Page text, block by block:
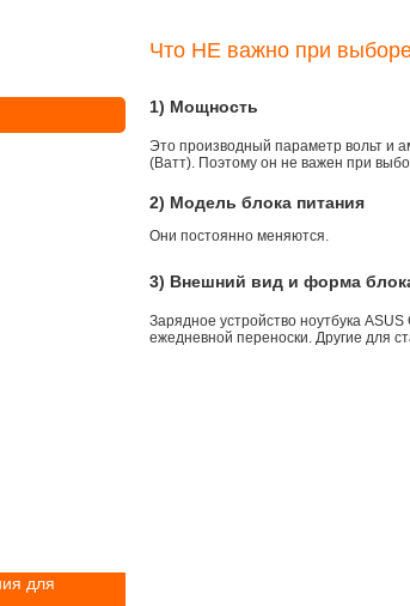
Что НЕ важно при
1) Мощность
Это производный параметр вольт и
(Ватт). Поэтому он не важен при
2) Модель блока питания
Они постоянно меняются.
3) Внешний вид и форма
Зарядное устройство ноутбука
ежедневной переноски. Другие для
для